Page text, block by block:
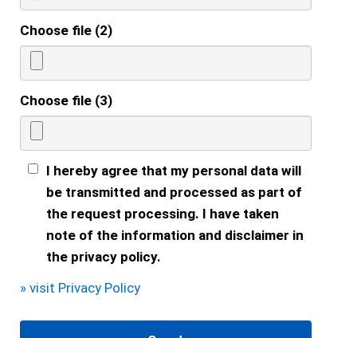
Choose file (2)
Choose file (3)
I hereby agree that my personal data will
be transmitted and processed as part of
the request processing. I have taken
note of the information and disclaimer in
the privacy policy.
» visit Privacy Policy